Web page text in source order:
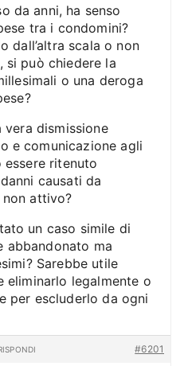
da anni, ha senso
tra i condomini?
dall’altra scala o non
si può chiedere la
o una deroga
vera dismissione
e comunicazione agli
ritenuto
causati da
non attivo?
un caso simile di
abbandonato ma
Sarebbe utile
eliminarlo legalmente o
per escluderlo da ogni
#6201